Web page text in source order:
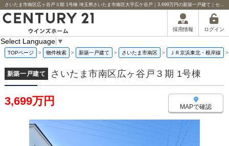
さいたま市南区広ヶ谷戸３期 1号棟 埼玉県さいたま市南区大字広ケ谷戸｜3,699万円の新築一戸建て｜センチュリー21ウインズホーム
採用情報 ログイン
Select Language ▼
TOPページ > 物件検索 > 新築一戸建て > さいたま市南区 > ＪＲ京浜東北・根岸線
新築一戸建て さいたま市南区広ヶ谷戸３期 1号棟
3,699万円 MAPで確認